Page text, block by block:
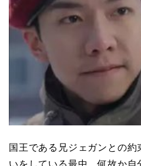
国王である兄ジェガンとの
いをしている最中、何故か自